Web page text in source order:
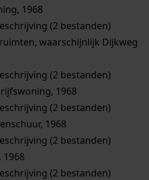
1968
(2 bestanden)
waarschijnlijk Dijkweg
(2 bestanden)
1968
(2 bestanden)
1968
(2 bestanden)
1968
(2 bestanden)